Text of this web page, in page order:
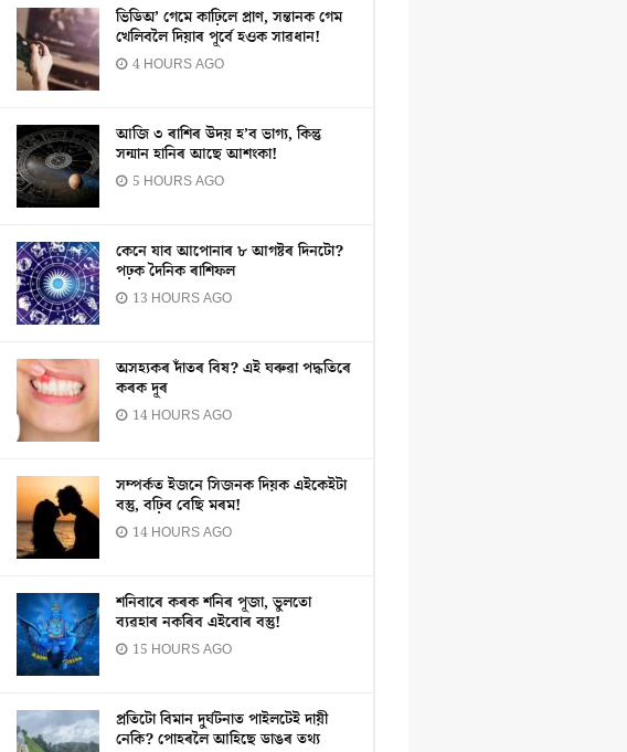
ভিডিঅ’ গেমে কাঢ়িলে প্ৰাণ, সন্তানক গেম
খেলিবলৈ দিয়াৰ পূৰ্বে হওক সাৱধান!
4 HOURS AGO
আজি ৩ ৰাশিৰ উদয় হ’ব ভাগ্য, কিন্তু
সন্মান হানিৰ আছে আশংকা!
5 HOURS AGO
কেনে যাব আপোনাৰ ৮ আগষ্টৰ দিনটো?
পঢ়ক দৈনিক ৰাশিফল
13 HOURS AGO
অসহ্যকৰ দাঁতৰ বিষ? এই ঘৰুৱা পদ্ধতিৰে
কৰক দূৰ
14 HOURS AGO
সম্পৰ্কত ইজনে সিজনক দিয়ক এইকেইটা
বস্তু, বঢ়িব বেছি মৰম!
14 HOURS AGO
শনিবাৰে কৰক শনিৰ পূজা, ভুলতো
ব্যৱহাৰ নকৰিব এইবোৰ বস্তু!
15 HOURS AGO
প্ৰতিটো বিমান দুৰ্ঘটনাত পাইলটেই দায়ী
নেকি? পোহৰলৈ আহিছে ডাঙৰ তথ্য